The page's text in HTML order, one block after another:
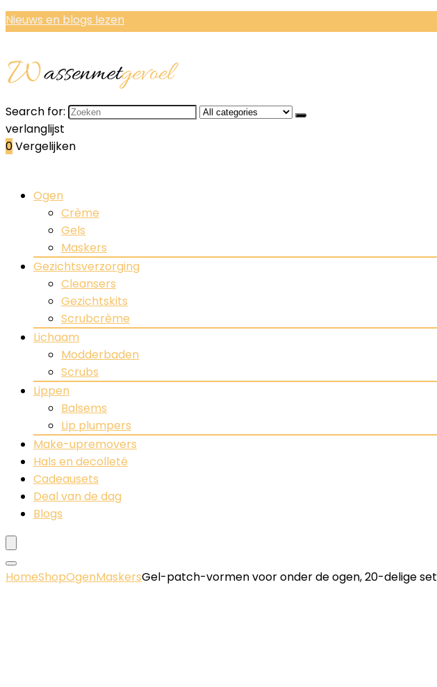
Nieuws en blogs lezen
Search for:
verlanglijst
0Vergelijken
Ogen
Crème
Gels
Maskers
Gezichtsverzorging
Cleansers
Gezichtskits
Scrubcrème
Lichaam
Modderbaden
Scrubs
Lippen
Balsems
Lip plumpers
Make-upremovers
Hals en decolleté
Cadeausets
Deal van de dag
Blogs
HomeShopOgenMaskersGel-patch-vormen voor onder de ogen, 20-delige set